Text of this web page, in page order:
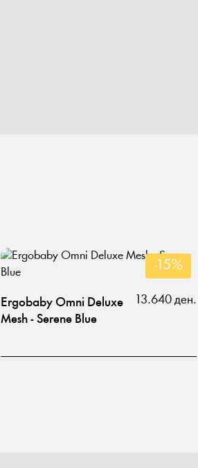
-15%
Ergobaby Omni Deluxe
Mesh - Serene Blue
13.640 ден.